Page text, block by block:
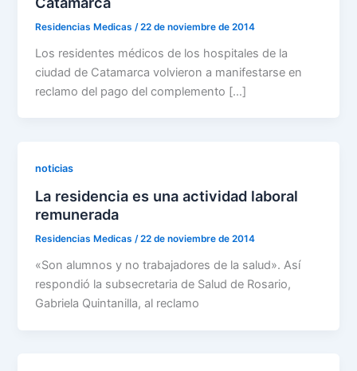
Residencias Medicas /22 de noviembre de 2014
Los residentes médicos de los hospitales de la
ciudad de Catamarca volvieron a manifestarse en
reclamo del pago del complemento […]
noticias
La residencia es una actividad laboral
remunerada
Residencias Medicas/22 de noviembre de 2014
«Son alumnos y no trabajadores de la salud». Así
respondió la subsecretaria de Salud de Rosario,
Gabriela Quintanilla, al reclamo